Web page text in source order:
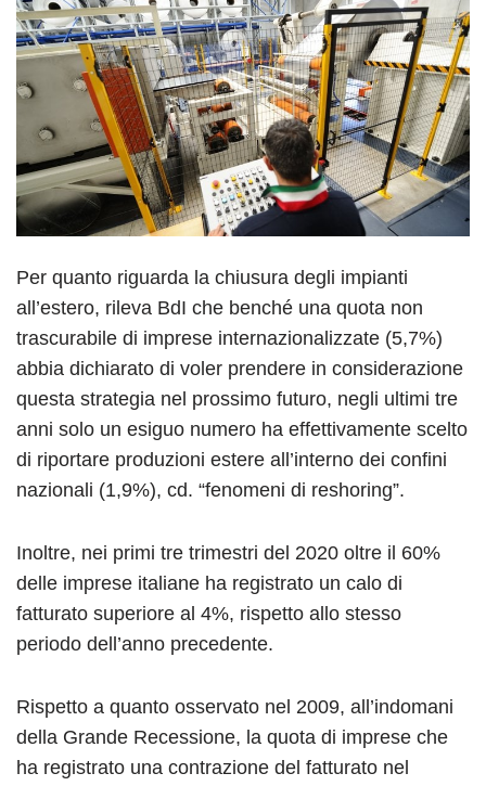
Per quanto riguarda la chiusura degli impianti
all’estero, rileva BdI che benché una quota non
trascurabile di imprese internazionalizzate (5,7%)
abbia dichiarato di voler prendere in considerazione
questa strategia nel prossimo futuro, negli ultimi tre
anni solo un esiguo numero ha effettivamente scelto
di riportare produzioni estere all’interno dei confini
nazionali (1,9%), cd. “fenomeni di reshoring”.
Inoltre, nei primi tre trimestri del 2020 oltre il 60%
delle imprese italiane ha registrato un calo di
fatturato superiore al 4%, rispetto allo stesso
periodo dell’anno precedente.
Rispetto a quanto osservato nel 2009, all’indomani
della Grande Recessione, la quota di imprese che
ha registrato una contrazione del fatturato nel